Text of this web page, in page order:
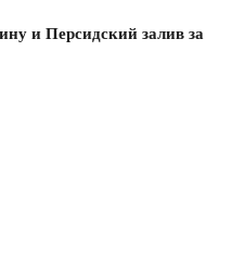
и Персидский залив за